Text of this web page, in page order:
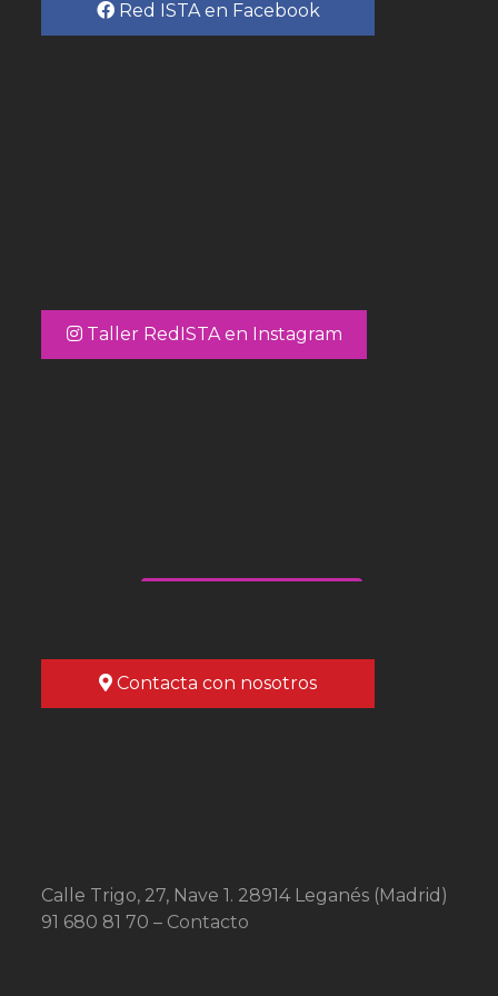
Red ISTA en Facebook
Taller RedISTA en Instagram
Contacta con nosotros
Calle Trigo, 27, Nave 1. 28914 Leganés (Madrid)
91 680 81 70 – Contacto